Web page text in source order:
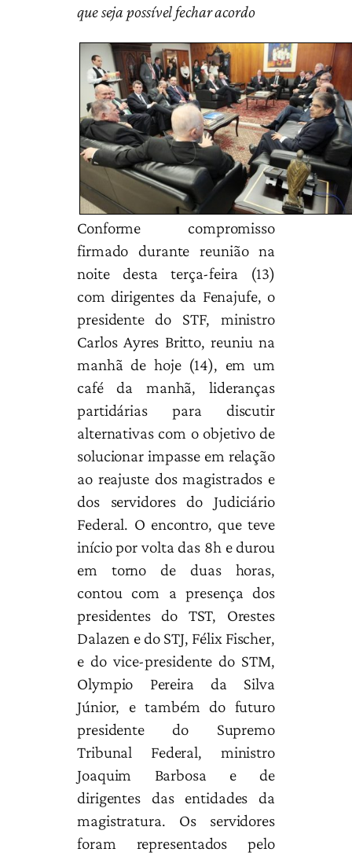
que seja possível fechar acordo
Conforme compromisso
firmado durante reunião na
noite desta terça-feira (13)
com dirigentes da Fenajufe, o
presidente do STF, ministro
Carlos Ayres Britto, reuniu na
manhã de hoje (14), em um
café da manhã, lideranças
partidárias para discutir
alternativas com o objetivo de
solucionar impasse em relação
ao reajuste dos magistrados e
dos servidores do Judiciário
Federal. O encontro, que teve
início por volta das 8h e durou
em torno de duas horas,
contou com a presença dos
presidentes do TST, Orestes
Dalazen e do STJ, Félix Fischer,
e do vice-presidente do STM,
Olympio Pereira da Silva
Júnior, e também do futuro
presidente do Supremo
Tribunal Federal, ministro
Joaquim Barbosa e de
dirigentes das entidades da
magistratura. Os servidores
foram representados pelo